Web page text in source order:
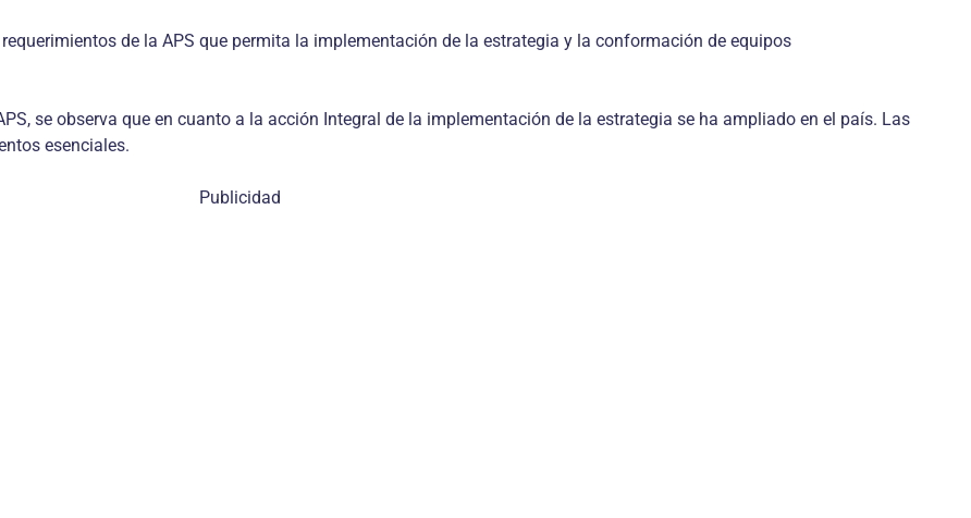
de la APS que permita la implementación de la estrategia y la conformación de equipos
se observa que en cuanto a la acción Integral de la implementación de la estrategia se ha ampliado en el país. Las
esenciales.
Publicidad